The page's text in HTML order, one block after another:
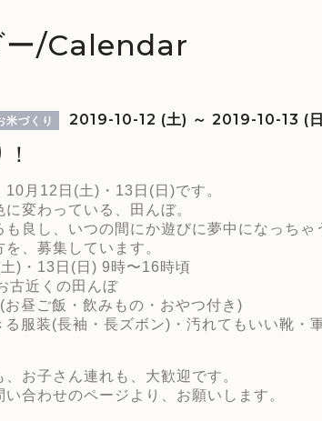
ー/Calendar
米づくり 2019-10-12 (土) ～ 2019-10-13 (
月12日(土)・13日(日)です。
変わっている、田んぼ。
も良し、いつの間にか遊びに夢中になっちゃ
、募集しています。
)・13日(日) 9時〜16時頃
古近くの田んぼ
昼ご飯・飲みもの・おやつ付き)
服装(長袖・長ズボン)・汚れてもいい靴・
お子さん連れも、大歓迎です。
合わせのページより、お願いします。